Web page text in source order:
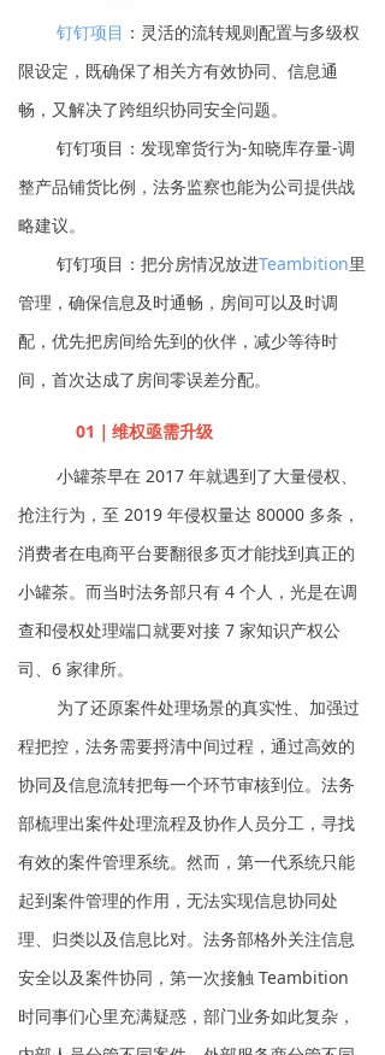
钉钉项目 ：灵活的流转规则配置与多级权
限设定，既确保了相关方有效协同、信息通
畅，又解决了跨组织协同安全问题。
钉钉项目：发现窜货行为-知晓库存量-调
整产品铺货比例，法务监察也能为公司提供战
略建议。
钉钉项目：把分房情况放进Teambition里
管理，确保信息及时通畅，房间可以及时调
配，优先把房间给先到的伙伴，减少等待时
间，首次达成了房间零误差分配。
01｜维权亟需升级
小罐茶早在 2017 年就遇到了大量侵权、
抢注行为，至 2019 年侵权量达 80000 多条，
消费者在电商平台要翻很多页才能找到真正的
小罐茶。而当时法务部只有 4 个人，光是在调
查和侵权处理端口就要对接 7 家知识产权公
司、6 家律所。
为了还原案件处理场景的真实性、加强过
程把控，法务需要捋清中间过程，通过高效的
协同及信息流转把每一个环节审核到位。法务
部梳理出案件处理流程及协作人员分工，寻找
有效的案件管理系统。然而，第一代系统只能
起到案件管理的作用，无法实现信息协同处
理、归类以及信息比对。法务部格外关注信息
安全以及案件协同，第一次接触 Teambition
时同事们心里充满疑惑，部门业务如此复杂，